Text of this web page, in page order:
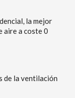
la mejor
aire a coste 0
de la ventilación